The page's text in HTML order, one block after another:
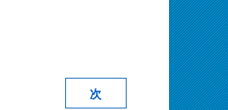
次